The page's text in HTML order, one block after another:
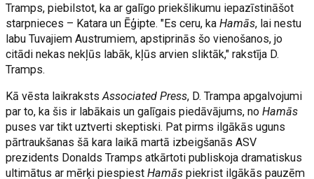
Tramps, piebilstot, ka ar galīgo priekšlikumu iepazīstināšot
starpnieces – Katara un Ēģipte. "Es ceru, kaHamās, lai nestu
labu Tuvajiem Austrumiem, apstiprinās šo vienošanos, jo
citādi nekas nekļūs labāk, kļūs arvien sliktāk," rakstīja D.
Tramps.
Kā vēsta laikrakstsAssociated Press, D. Trampa apgalvojumi
par to, ka šis ir labākais un galīgais piedāvājums, noHamās
puses var tikt uztverti skeptiski. Pat pirms ilgākās uguns
pārtraukšanas šā kara laikā martā izbeigšanās ASV
prezidents Donalds Tramps atkārtoti publiskoja dramatiskus
ultimātus ar mērķi piespiestHamāspiekrist ilgākās pauzēm